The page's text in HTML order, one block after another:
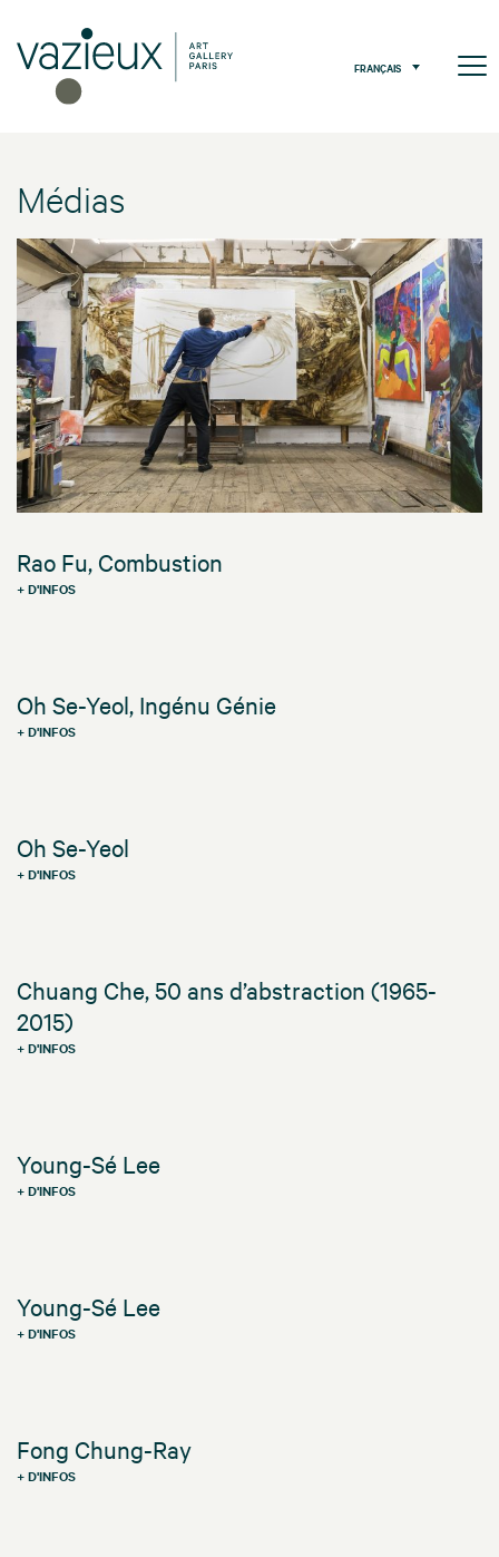
FRANÇAIS
Médias
Rao Fu, Combustion
+ D'INFOS
Oh Se-Yeol, Ingénu Génie
+ D'INFOS
Oh Se-Yeol
+ D'INFOS
Chuang Che, 50 ans d’abstraction (1965-
2015)
+ D'INFOS
Young-Sé Lee
+ D'INFOS
Young-Sé Lee
+ D'INFOS
Fong Chung-Ray
+ D'INFOS